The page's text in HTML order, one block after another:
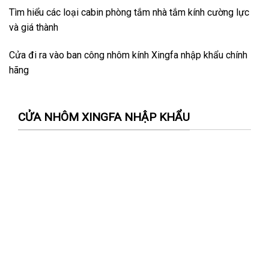
Tìm hiểu các loại cabin phòng tắm nhà tắm kính cường lực
và giá thành
Cửa đi ra vào ban công nhôm kính Xingfa nhập khẩu chính
hãng
CỬA NHÔM XINGFA NHẬP KHẨU